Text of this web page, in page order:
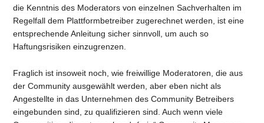
die Kenntnis des Moderators von einzelnen Sachverhalten im
Regelfall dem Plattformbetreiber zugerechnet werden, ist eine
entsprechende Anleitung sicher sinnvoll, um auch so
Haftungsrisiken einzugrenzen.
Fraglich ist insoweit noch, wie freiwillige Moderatoren, die aus
der Community ausgewählt werden, aber eben nicht als
Angestellte in das Unternehmen des Community Betreibers
eingebunden sind, zu qualifizieren sind. Auch wenn viele